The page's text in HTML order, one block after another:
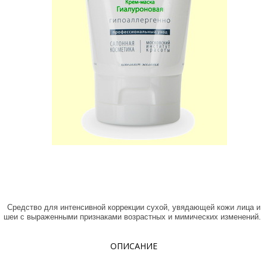
Средство для интенсивной коррекции сухой, увядающей кожи лица и
шеи с выраженными признаками возрастных и мимических изменений.
ОПИСАНИЕ